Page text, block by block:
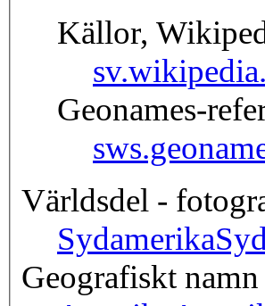
Källor,
Geonames-
Världsdel -
Sydamerika